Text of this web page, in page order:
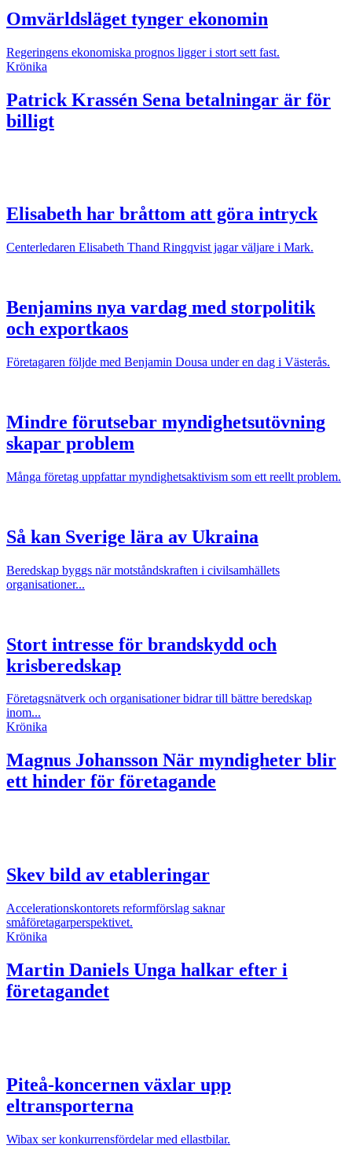
Omvärldsläget tynger ekonomin
Regeringens ekonomiska prognos ligger i stort sett fast.
Krönika
Patrick Krassén Sena betalningar är för
billigt
Elisabeth har bråttom att göra intryck
Centerledaren Elisabeth Thand Ringqvist jagar väljare i Mark.
Benjamins nya vardag med storpolitik
och exportkaos
Företagaren följde med Benjamin Dousa under en dag i Västerås.
Mindre förutsebar myndighetsutövning
skapar problem
Många företag uppfattar myndighetsaktivism som ett reellt problem.
Så kan Sverige lära av Ukraina
Beredskap byggs när motståndskraften i civilsamhällets
organisationer...
Stort intresse för brandskydd och
krisberedskap
Företagsnätverk och organisationer bidrar till bättre beredskap
inom...
Krönika
Magnus Johansson När myndigheter blir
ett hinder för företagande
Skev bild av etableringar
Accelerationskontorets reformförslag saknar
småföretagarperspektivet.
Krönika
Martin Daniels Unga halkar efter i
företagandet
Piteå-koncernen växlar upp
eltransporterna
Wibax ser konkurrensfördelar med ellastbilar.